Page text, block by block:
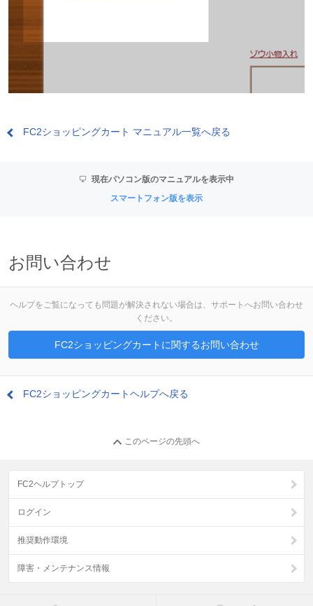
FC2ショッピングカート マニュアル一覧へ戻る
現在パソコン版のマニュアルを表示中
スマートフォン版を表示
お問い合わせ
ヘルプをご覧になっても問題が解決されない場合は、サポートへお問い合わせ
ください。
FC2ショッピングカートに関するお問い合わせ
FC2ショッピングカートヘルプへ戻る
このページの先頭へ
FC2ヘルプトップ
ログイン
推奨動作環境
障害・メンテナンス情報